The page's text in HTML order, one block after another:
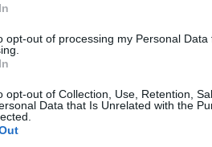
opt-out of processing my Personal Data
opt-out of Collection, Use, Retention,
Data that Is Unrelated with the